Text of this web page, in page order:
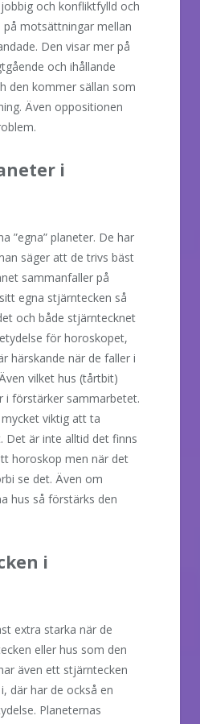
och konfliktfylld och
på motsättningar mellan
Den visar mer på
och ihållande
den kommer sällan som
Även oppositionen
i
”egna” planeter. De har
säger att de trivs bäst
sammanfaller på
egna stjärntecken så
och både stjärntecknet
för horoskopet,
härskande när de faller i
vilket hus (tårtbit)
i förstärker sammarbetet.
viktig att ta
Det är inte alltid det finns
horoskop men när det
se det. Även om
hus så förstärks den
i
extra starka när de
eller hus som den
även ett stjärntecken
där har de också en
Planeternas